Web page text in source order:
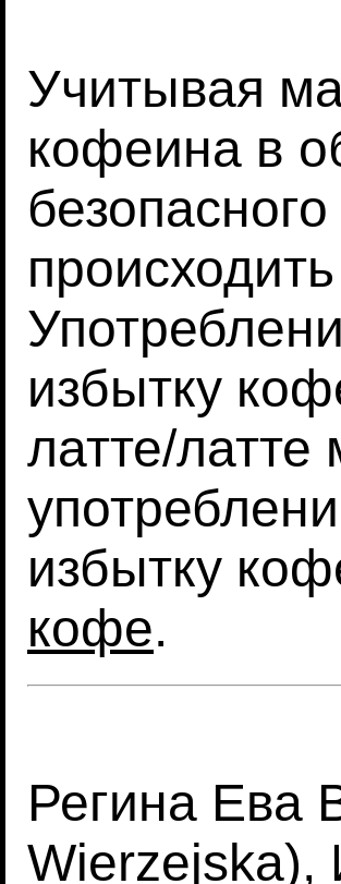
Учитывая
кофеина в
избытку
латте/латте
избытку
кофе.
Регина Ева
Wierzejska),